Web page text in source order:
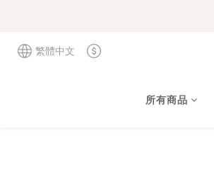
繁體中文
所有商品